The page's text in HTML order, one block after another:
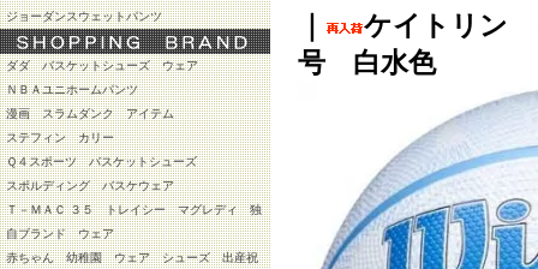
ジョーダンスウェットパンツ
ダダ バスケットシューズ ウェア
ＮＢＡユニホームパンツ
漫画 スラムダンク アイテム
ステフィン カリー
Ｑ４スポーツ バスケットシューズ
スポルディング バスケウェア
Ｔ－ＭＡＣ ３５ トレイシー マグレディ 独
自ブランド ウェア
赤ちゃん 幼稚園 ウェア シューズ 出産祝
ケイトリン
号 白水色